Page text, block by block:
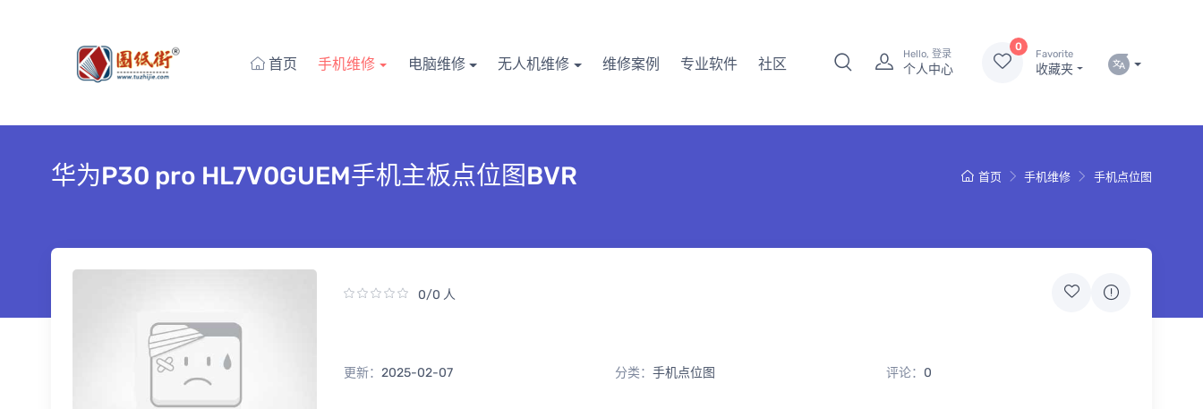
首页 手机维修 电脑维修 无人机维修 维修案例 专业软件 社区
Hello, 登录
个人中心
0
Favorite
收藏夹
首页 手机维修 手机点位图
华为P30 pro HL7V0GUEM手机主板点位图BVR
0/0 人
更新： 2025-02-07 分类： 手机点位图 评论： 0